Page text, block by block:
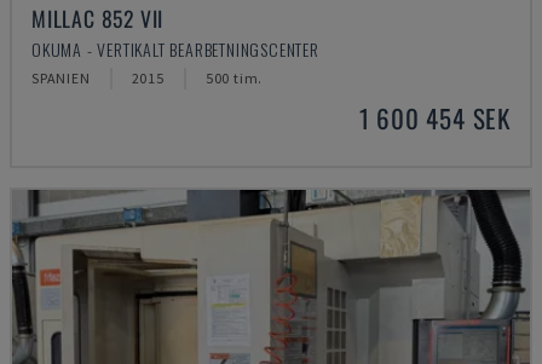
MILLAC 852 VII
OKUMA - VERTIKALT BEARBETNINGSCENTER
SPANIEN 2015 500 tim.
1 600 454 SEK